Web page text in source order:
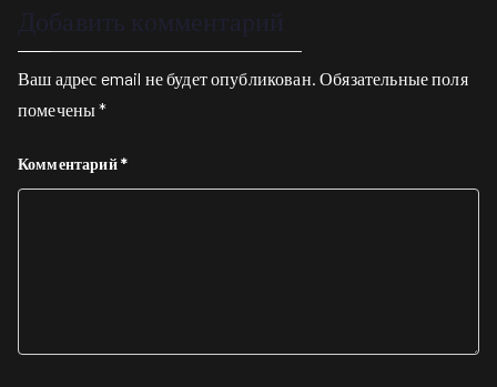
Добавить комментарий
Ваш адрес email не будет опубликован. Обязательные поля
помечены*
Комментарий*